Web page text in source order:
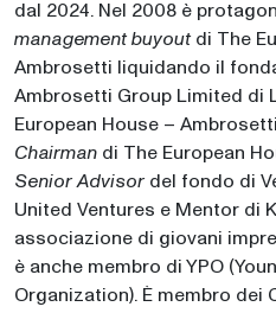
dal 2024. Nel 2008 è
management buyoutdi The
Ambrosetti liquidando il
Ambrosetti Group Limited di
European House –
Chairman di The European
Senior Advisor del fondo di
United Ventures e Mentor di
associazione di giovani
è anche membro di YPO
Organization). È membro